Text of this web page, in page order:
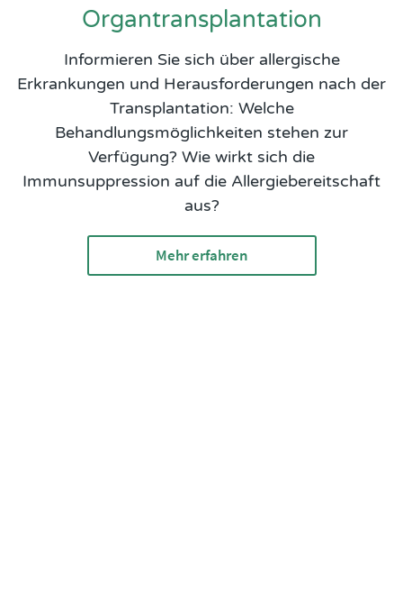
Organtransplantation
Informieren Sie sich über allergische
Erkrankungen und Herausforderungen nach der
Transplantation: Welche
Behandlungsmöglichkeiten stehen zur
Verfügung? Wie wirkt sich die
Immunsuppression auf die Allergiebereitschaft
aus?
Mehr erfahren